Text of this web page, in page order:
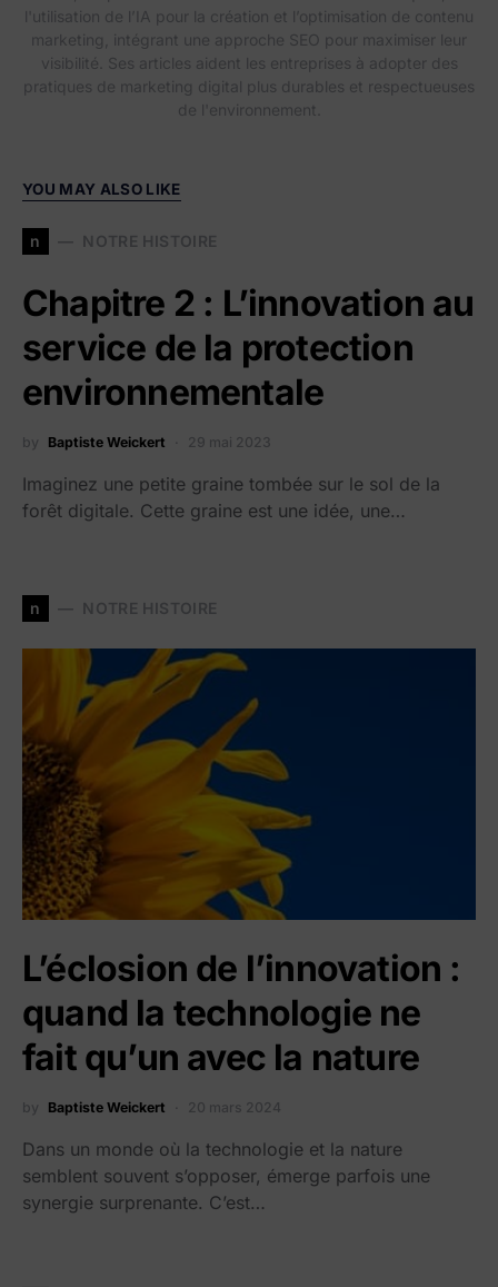
l'utilisation de l’IA pour la création et l’optimisation de contenu
marketing, intégrant une approche SEO pour maximiser leur
visibilité. Ses articles aident les entreprises à adopter des
pratiques de marketing digital plus durables et respectueuses
de l'environnement.
YOU MAY ALSO LIKE
n NOTRE HISTOIRE
Chapitre 2 : L’innovation au
service de la protection
environnementale
by Baptiste Weickert 29 mai 2023
Imaginez une petite graine tombée sur le sol de la
forêt digitale. Cette graine est une idée, une…
n NOTRE HISTOIRE
L’éclosion de l’innovation :
quand la technologie ne
fait qu’un avec la nature
by Baptiste Weickert 20 mars 2024
Dans un monde où la technologie et la nature
semblent souvent s’opposer, émerge parfois une
synergie surprenante. C’est…